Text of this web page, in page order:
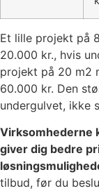
Et lille projekt på
20.000 kr., hvis
projekt på 20 m2
60.000 kr. Den
undergulvet, ikke
Virksomhederne
giver dig bedre
tilbud, før du